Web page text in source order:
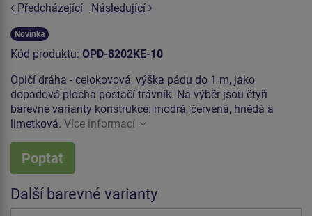
Předcházející
Následující
Novinka
Kód produktu: OPD-8202KE-10
Opičí dráha - celokovová, výška pádu do 1 m, jako
dopadová plocha postačí trávník. Na výběr jsou čtyři
barevné varianty konstrukce: modrá, červená, hnědá a
limetková. Více informací
Poptat
Další barevné varianty